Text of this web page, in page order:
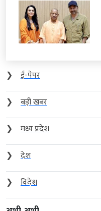
❯
ई-पेपर
❯
बड़ी खबर
❯
मध्य प्रदेश
❯
देश
❯
विदेश